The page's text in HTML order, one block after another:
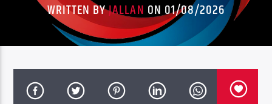
Radio hola
WRITTEN BYJALLAN ON 01/08/2026